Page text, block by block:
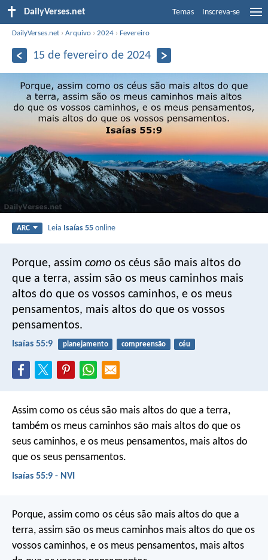
DailyVerses.net Temas Inscreva-se
DailyVerses.net ›Arquivo ›2024 ›Fevereiro
15 de fevereiro de 2024
ARC Leia Isaías 55 online
Porque, assim como os céus são mais altos do
que a terra, assim são os meus caminhos mais
altos do que os vossos caminhos, e os meus
pensamentos, mais altos do que os vossos
pensamentos.
Isaías 55:9 planejamento compreensão céu
Assim como os céus são mais altos do que a terra,
também os meus caminhos são mais altos do que os
seus caminhos, e os meus pensamentos, mais altos do
que os seus pensamentos.
Isaías 55:9 - NVI
Porque, assim como os céus são mais altos do que a
terra, assim são os meus caminhos mais altos do que os
vossos caminhos, e os meus pensamentos, mais altos